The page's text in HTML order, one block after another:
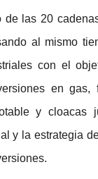
de las 20
al mismo
con el
en gas,
y cloacas
y la estrategia